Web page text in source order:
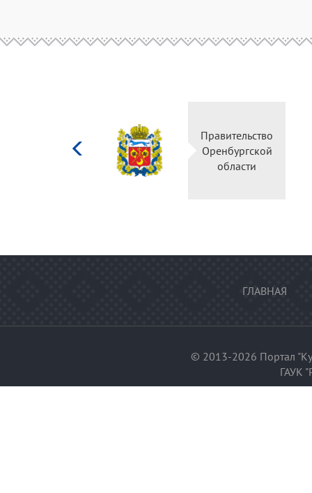
Правительство
Оренбургской
области
ГЛАВНАЯ
© 2013-2026 Портал
ГАУК